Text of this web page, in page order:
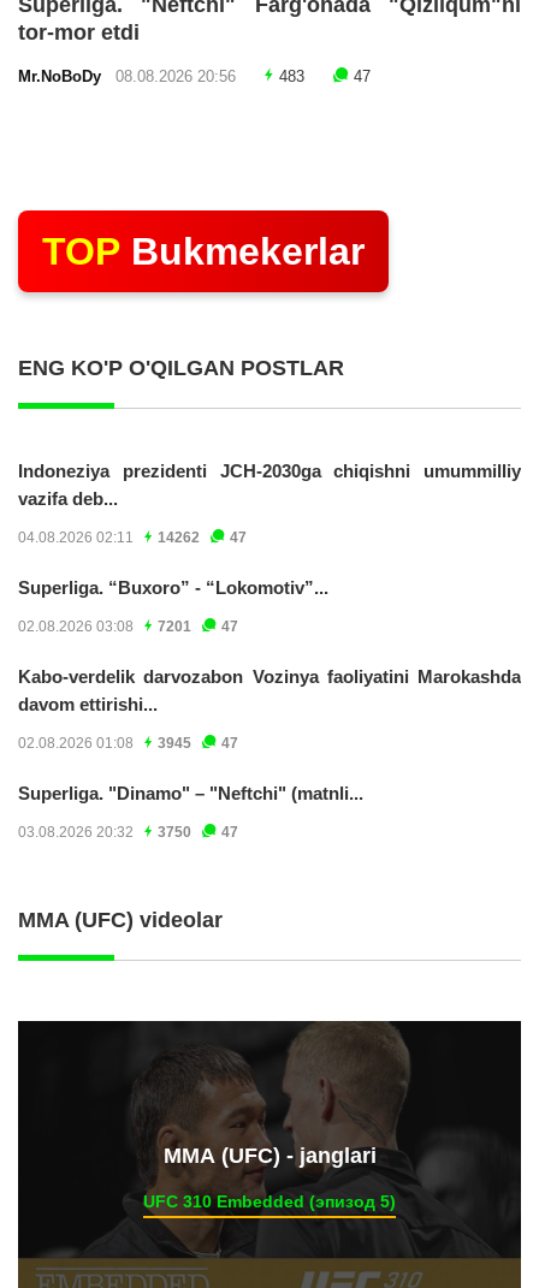
tor-mor etdi
Mr.NoBoDy 08.08.2026 20:56 483 47
TOP Bukmekerlar
ENG KO'P O'QILGAN POSTLAR
Indoneziya prezidenti JCH-2030ga chiqishni umummilliy
vazifa deb...
04.08.2026 02:11 14262 47
Superliga. “Buxoro” - “Lokomotiv”...
02.08.2026 03:08 7201 47
Kabo-verdelik darvozabon Vozinya faoliyatini Marokashda
davom ettirishi...
02.08.2026 01:08 3945 47
Superliga. "Dinamo" – "Neftchi" (matnli...
03.08.2026 20:32 3750 47
MMA (UFC) videolar
ММА (UFC) - janglari
UFC 310 Embedded (эпизод 5)